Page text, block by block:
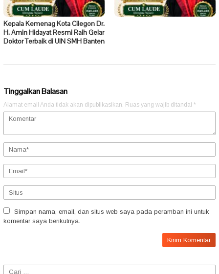
Kepala Kemenag Kota Cilegon Dr.
H. Amin Hidayat Resmi Raih Gelar
Doktor Terbaik di UIN SMH Banten
Tinggalkan Balasan
Alamat email Anda tidak akan dipublikasikan. Ruas yang wajib ditandai *
Simpan nama, email, dan situs web saya pada peramban ini untuk
komentar saya berikutnya.
Cari